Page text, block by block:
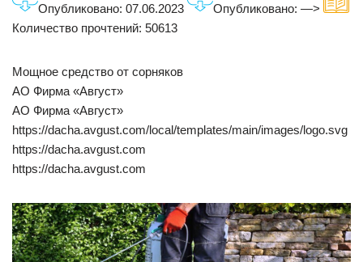
Опубликовано: 07.06.2023
Опубликовано: —>
Количество прочтений: 50613
Мощное средство от сорняков
АО Фирма «Август»
АО Фирма «Август»
https://dacha.avgust.com/local/templates/main/images/logo.svg
https://dacha.avgust.com
https://dacha.avgust.com